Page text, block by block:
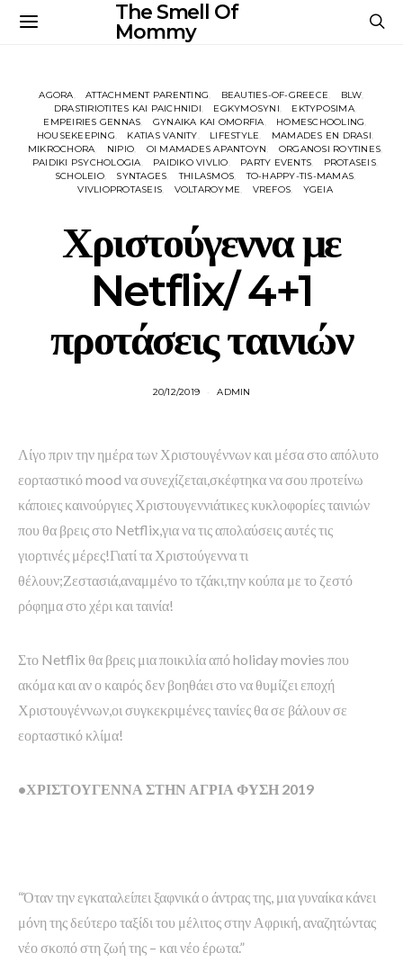
The Smell Of
Mommy
AGORA ATTACHMENT PARENTING BEAUTIES-OF-GREECE
BLW
DRASTIRIOTITES KAI PAICHNIDI
EGKYMOSYNI
EKTYPOSIMA
EMPEIRIES GENNAS
GYNAIKA KAI OMORFIA
HOMESCHOOLING
HOUSEKEEPING
KATIAS VANITY LIFESTYLE
MAMADES EN DRASI
MIKROCHORA
NIPIO OI MAMADES APANTOYN
ORGANOSI ROYTINES
PAIDIKI PSYCHOLOGIA
PAIDIKO VIVLIO PARTY EVENTS
PROTASEIS
SCHOLEIO
SYNTAGES THILASMOS
TO-HAPPY-TIS-MAMAS
VIVLIOPROTASEIS
VOLTAROYME VREFOS YGEIA
Χριστούγεννα με
Netflix/ 4+1
προτάσεις ταινιών
20/12/2019 ADMIN
Λίγο πριν την ημέρα των Χριστουγέννων και μέσα στο απόλυτο
εορταστικό mood να συνεχίζεται,σκέφτηκα να σου προτείνω
κάποιες καινούργιες Χριστουγεννιάτικες κυκλοφορίες ταινιών
που θα βρεις στο Netflix,για να τις απολαύσεις αυτές τις
γιορτινές μέρες!Γιατί τα Χριστούγεννα τι
θέλουν;Ζεστασιά,αναμμένο το τζάκι,την κούπα με το ζεστό
ρόφημα στο χέρι και ταινία!
Στο Netflix θα βρεις μια ποικιλία από holiday movies που
ακόμα και αν ο καιρός δεν βοηθάει στο να θυμίζει εποχή
Χριστουγέννων,οι συγκεκριμένες ταινίες θα σε βάλουν σε
εορταστικό κλίμα!
•ΧΡΙΣΤΟΥΓΕΝΝΑ ΣΤΗΝ ΑΓΡΙΑ ΦΥΣΗ 2019
“Όταν την εγκαταλείπει ξαφνικά ο άντρας της, μια γυναίκα κάνει
μόνη της δεύτερο ταξίδι του μέλιτος στην Αφρική, αναζητώντας
νέο σκοπό στη ζωή της – και νέο έρωτα.”